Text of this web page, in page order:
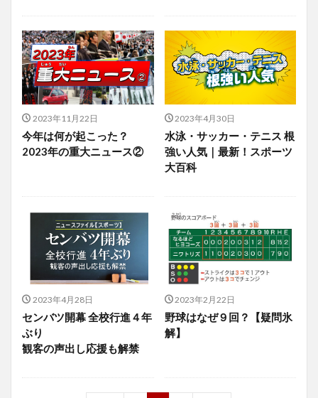
2023年11月22日
今年は何が起こった？
2023年の重大ニュース②
2023年4月30日
水泳・サッカー・テニス 根
強い人気｜最新！スポーツ
大百科
2023年4月28日
センバツ開幕 全校行進４年
ぶり
観客の声出し応援も解禁
2023年2月22日
野球はなぜ９回？【疑問氷
解】